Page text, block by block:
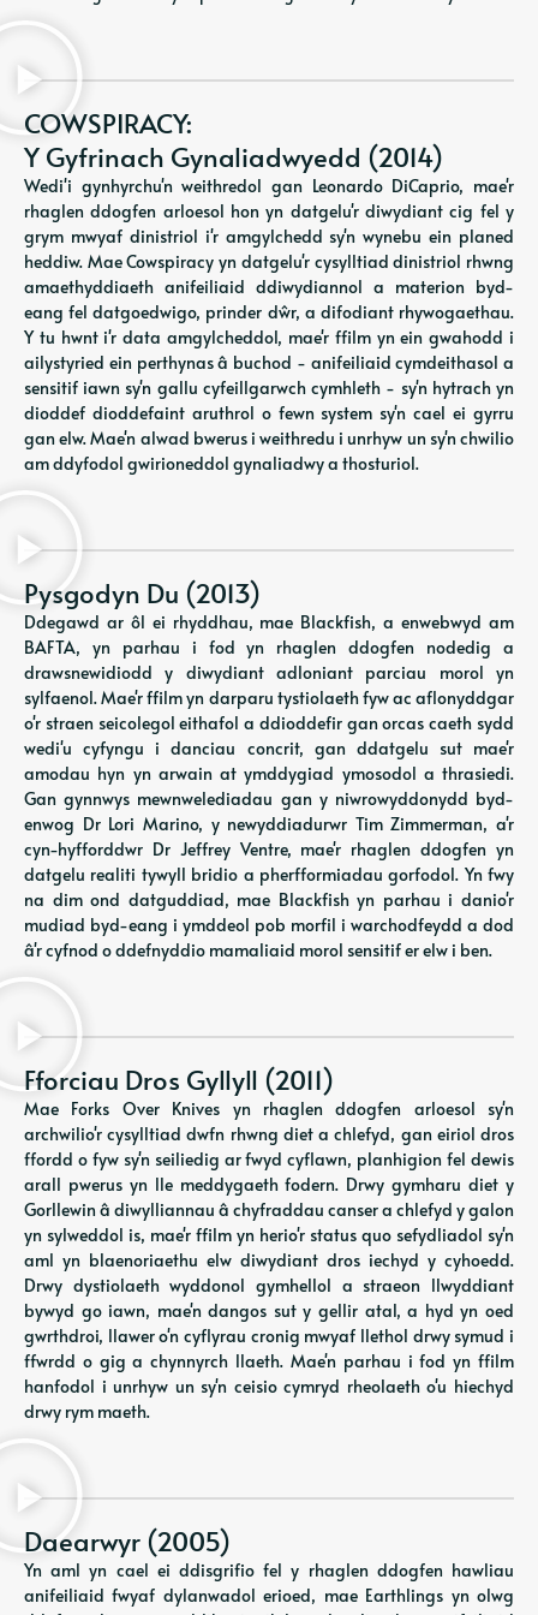
COWSPIRACY:
Y Gyfrinach Gynaliadwyedd (2014)
Wedi'i gynhyrchu'n weithredol gan Leonardo DiCaprio, mae'r
rhaglen ddogfen arloesol hon yn datgelu'r diwydiant cig fel y
grym mwyaf dinistriol i'r amgylchedd sy'n wynebu ein planed
heddiw. Mae Cowspiracy yn datgelu'r cysylltiad dinistriol rhwng
amaethyddiaeth anifeiliaid ddiwydiannol a materion byd-
eang fel datgoedwigo, prinder dŵr, a difodiant rhywogaethau.
Y tu hwnt i'r data amgylcheddol, mae'r ffilm yn ein gwahodd i
ailystyried ein perthynas â buchod - anifeiliaid cymdeithasol a
sensitif iawn sy'n gallu cyfeillgarwch cymhleth - sy'n hytrach yn
dioddef dioddefaint aruthrol o fewn system sy'n cael ei gyrru
gan elw. Mae'n alwad bwerus i weithredu i unrhyw un sy'n chwilio
am ddyfodol gwirioneddol gynaliadwy a thosturiol.
Pysgodyn Du (2013)
Ddegawd ar ôl ei rhyddhau, mae Blackfish, a enwebwyd am
BAFTA, yn parhau i fod yn rhaglen ddogfen nodedig a
drawsnewidiodd y diwydiant adloniant parciau morol yn
sylfaenol. Mae'r ffilm yn darparu tystiolaeth fyw ac aflonyddgar
o'r straen seicolegol eithafol a ddioddefir gan orcas caeth sydd
wedi'u cyfyngu i danciau concrit, gan ddatgelu sut mae'r
amodau hyn yn arwain at ymddygiad ymosodol a thrasiedi.
Gan gynnwys mewnwelediadau gan y niwrowyddonydd byd-
enwog Dr Lori Marino, y newyddiadurwr Tim Zimmerman, a'r
cyn-hyfforddwr Dr Jeffrey Ventre, mae'r rhaglen ddogfen yn
datgelu realiti tywyll bridio a pherfformiadau gorfodol. Yn fwy
na dim ond datguddiad, mae Blackfish yn parhau i danio'r
mudiad byd-eang i ymddeol pob morfil i warchodfeydd a dod
â'r cyfnod o ddefnyddio mamaliaid morol sensitif er elw i ben.
Fforciau Dros Gyllyll (2011)
Mae Forks Over Knives yn rhaglen ddogfen arloesol sy'n
archwilio'r cysylltiad dwfn rhwng diet a chlefyd, gan eiriol dros
ffordd o fyw sy'n seiliedig ar fwyd cyflawn, planhigion fel dewis
arall pwerus yn lle meddygaeth fodern. Drwy gymharu diet y
Gorllewin â diwylliannau â chyfraddau canser a chlefyd y galon
yn sylweddol is, mae'r ffilm yn herio'r status quo sefydliadol sy'n
aml yn blaenoriaethu elw diwydiant dros iechyd y cyhoedd.
Drwy dystiolaeth wyddonol gymhellol a straeon llwyddiant
bywyd go iawn, mae'n dangos sut y gellir atal, a hyd yn oed
gwrthdroi, llawer o'n cyflyrau cronig mwyaf llethol drwy symud i
ffwrdd o gig a chynnyrch llaeth. Mae'n parhau i fod yn ffilm
hanfodol i unrhyw un sy'n ceisio cymryd rheolaeth o'u hiechyd
drwy rym maeth.
Daearwyr (2005)
Yn aml yn cael ei ddisgrifio fel y rhaglen ddogfen hawliau
anifeiliaid fwyaf dylanwadol erioed, mae Earthlings yn olwg